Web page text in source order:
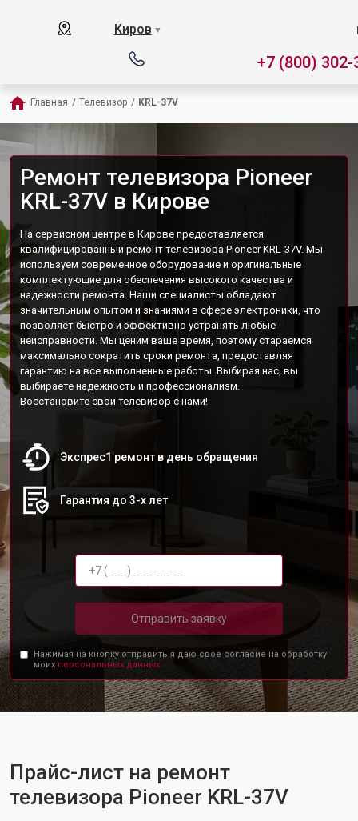
Киров ▼
+7 (800) 302-
Главная / Телевизор / KRL-37V
Ремонт телевизора Pioneer
KRL-37V в Кирове
На сервисном центре в Кирове предоставляется
квалифицированный ремонт телевизора Pioneer KRL-37V. Мы
используем современное оборудование и оригинальные
комплектующие для обеспечения высокого качества и
надежности ремонта. Наши специалисты обладают
значительным опытом и знаниями в сфере электроники, что
позволяет быстро и эффективно устранять любые
неисправности. Мы ценим ваше время, поэтому стараемся
максимально сократить сроки ремонта, предоставляя
гарантию на все выполненные работы. Выбирая нас, вы
выбираете надежность и профессионализм.
Восстановите свой телевизор с нами!
Экспрес1 ремонт в день обращения
Гарантия до 3-х лет
Отправить заявку
Нажимая на кнопку отправить я даю свое согласие на обработку
моих персональных данных.
Прайс-лист на ремонт
телевизора Pioneer KRL-37V